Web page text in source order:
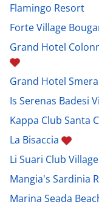
Flamingo Resort
Forte Village
Grand Hotel
Grand Hotel
Is Serenas Badesi
Kappa Club Santa
La Bisaccia
Li Suari Club Village
Mangia's Sardinia
Marina Seada